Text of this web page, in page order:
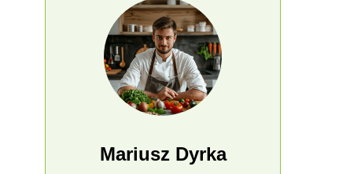
Mariusz Dyrka